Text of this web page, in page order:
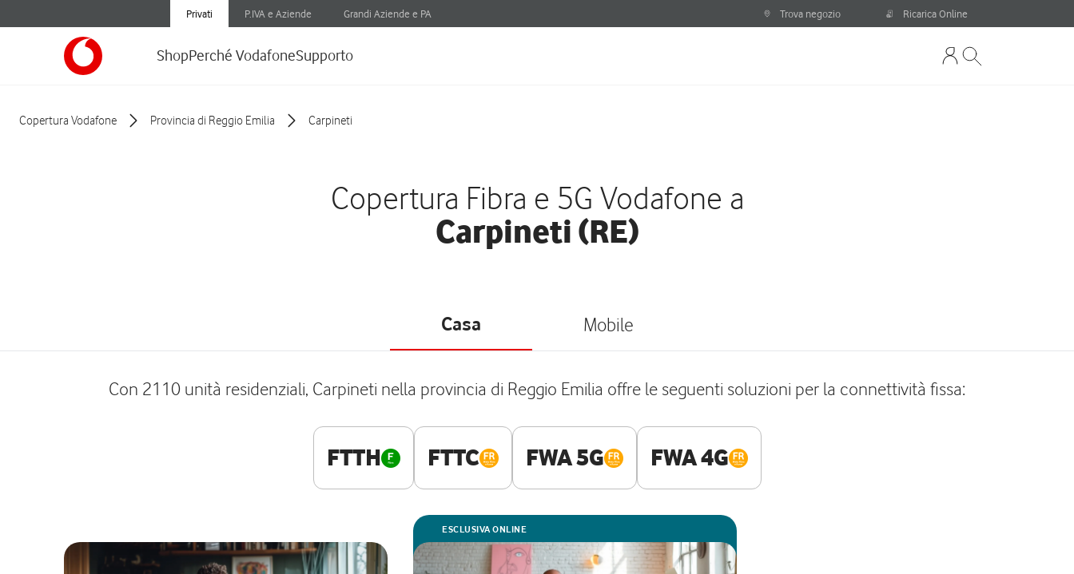
Privati P.IVA e Aziende Grandi Aziende e PA Trova negozio Ricarica Online
ShopPerché VodafoneSupporto
Copertura Vodafone Provincia di Reggio Emilia Carpineti
Copertura Fibra e 5G Vodafone a
Carpineti (RE)
Casa Mobile
Con 2110 unità residenziali, Carpineti nella provincia di Reggio Emilia offre le seguenti soluzioni per la connettività fissa:
FTTH FTTC FWA 5G FWA 4G
ESCLUSIVA ONLINE